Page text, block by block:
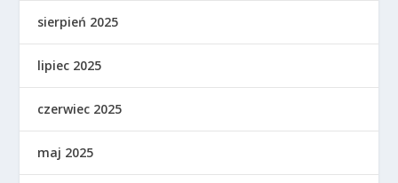
sierpień 2025
lipiec 2025
czerwiec 2025
maj 2025